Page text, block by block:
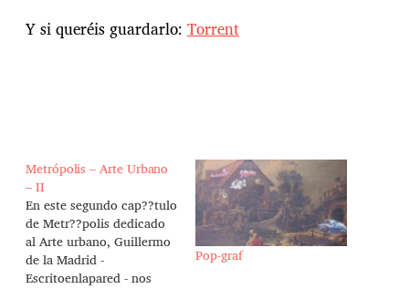
Y si queréis guardarlo: Torrent
Metrópolis – Arte Urbano
– II
En este segundo cap??tulo
de Metr??polis dedicado
al Arte urbano, Guillermo
de la Madrid -
Escritoenlapared - nos
Pop-graf